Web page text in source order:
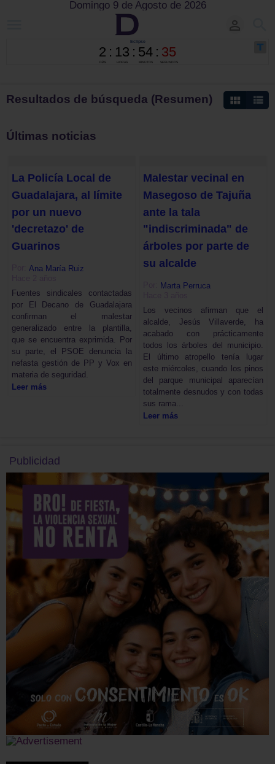
Domingo 9 de Agosto de 2026
Resultados de búsqueda (Resumen)
Últimas noticias
La Policía Local de
Guadalajara, al límite
por un nuevo
'decretazo' de
Guarinos
Ana María Ruiz
Fuentes sindicales contactadas
por El Decano de Guadalajara
confirman el malestar
generalizado entre la plantilla,
que se encuentra exprimida. Por
su parte, el PSOE denuncia la
nefasta gestión de PP y Vox en
materia de seguridad.
Leer más
Malestar vecinal en
Masegoso de Tajuña
ante la tala
"indiscriminada" de
árboles por parte de
su alcalde
Marta Perruca
Los vecinos afirman que el
alcalde, Jesús Villaverde, ha
acabado con prácticamente
todos los árboles del municipio.
El último atropello tenía lugar
este miércoles, cuando los pinos
del parque municipal aparecían
totalmente desnudos y con todas
sus rama...
Leer más
Publicidad